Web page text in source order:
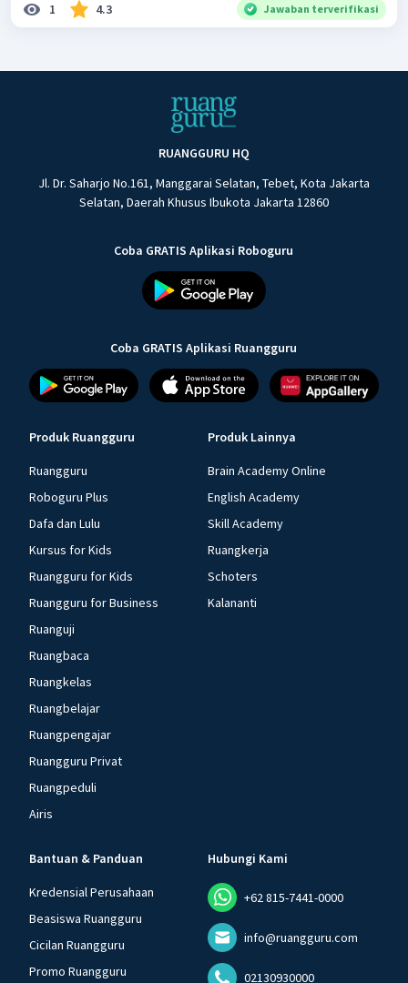
1 4.3 Jawaban terverifikasi
RUANGGURU HQ
Jl. Dr. Saharjo No.161, Manggarai Selatan, Tebet, Kota Jakarta
Selatan, Daerah Khusus Ibukota Jakarta 12860
Coba GRATIS Aplikasi Roboguru
Coba GRATIS Aplikasi Ruangguru
Produk Ruangguru
Ruangguru
Roboguru Plus
Dafa dan Lulu
Kursus for Kids
Ruangguru for Kids
Ruangguru for Business
Ruanguji
Ruangbaca
Ruangkelas
Ruangbelajar
Ruangpengajar
Ruangguru Privat
Ruangpeduli
Airis
Produk Lainnya
Brain Academy Online
English Academy
Skill Academy
Ruangkerja
Schoters
Kalananti
Bantuan & Panduan
Kredensial Perusahaan
Beasiswa Ruangguru
Cicilan Ruangguru
Promo Ruangguru
Hubungi Kami
+62 815-7441-0000
info@ruangguru.com
02130930000